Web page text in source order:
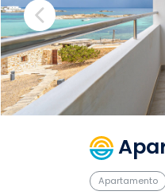
Apartamento